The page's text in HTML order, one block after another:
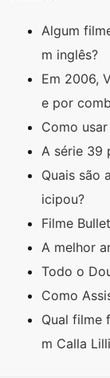
Algum
m inglês?
Em 2006,
e por
Como
A série 39
Quais são
icipou?
Filme
A melhor
Todo o
Como
Qual filme
m Calla